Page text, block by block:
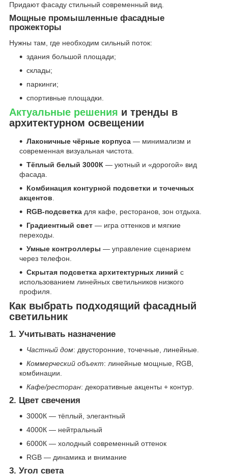
Придают фасаду стильный современный вид.
Мощные промышленные фасадные
прожекторы
Нужны там, где необходим сильный поток:
здания большой площади;
склады;
паркинги;
спортивные площадки.
Актуальные решения и тренды в
архитектурном освещении
Лаконичные чёрные корпуса — минимализм и
современная визуальная чистота.
Тёплый белый 3000К — уютный и «дорогой» вид
фасада.
Комбинация контурной подсветки и точечных
акцентов
RGB-подсветка для кафе, ресторанов, зон отдыха.
Градиентный свет — игра оттенков и мягкие
переходы.
Умные контроллеры — управление сценарием
через телефон.
Скрытая подсветка архитектурных линий с
использованием линейных светильников низкого
профиля.
Как выбрать подходящий фасадный
светильник
1. Учитывать назначение
Частный дом: двусторонние, точечные, линейные.
Коммерческий объект: линейные мощные, RGB,
комбинации.
Кафе/ресторан: декоративные акценты + контур.
2. Цвет свечения
3000К — тёплый, элегантный
4000К — нейтральный
6000К — холодный современный оттенок
RGB — динамика и внимание
3. Угол света